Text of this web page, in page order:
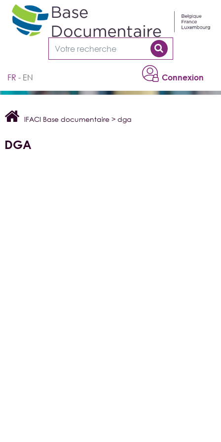
Connexion
FR EN
IFACI Base documentaire > dga
DGA
Cookies management panel